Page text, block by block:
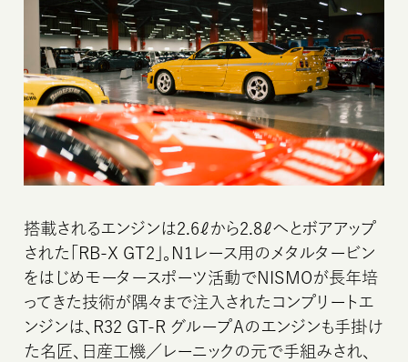
搭載されるエンジンは2.6ℓから2.8ℓへとボアアップ
された「RB-X GT2」。N1レース用のメタルタービン
をはじめモータースポーツ活動でNISMOが長年培
ってきた技術が隅々まで注入されたコンプリートエ
ンジンは、R32 GT-R グループAのエンジンも手掛け
た名匠、日産工機／レーニックの元で手組みされ、